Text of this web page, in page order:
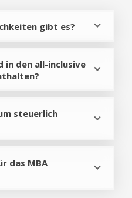
gibt es?
in den all-inclusive
steuerlich
das MBA